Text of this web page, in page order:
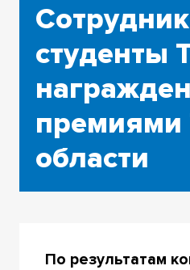
студенты
премиями
области
По результатам